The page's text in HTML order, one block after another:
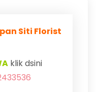
Siti Florist
klik dsini